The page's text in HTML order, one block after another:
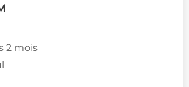
2 mois